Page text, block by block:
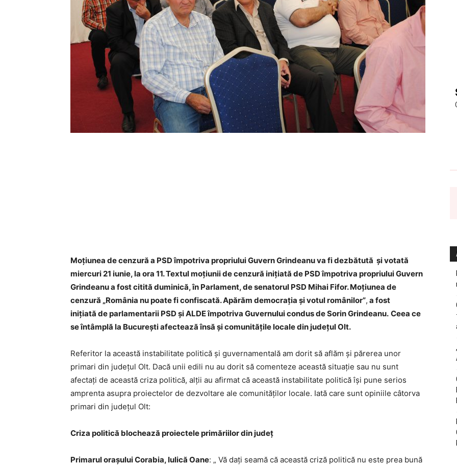
Moțiunea de cenzură a PSD împotriva propriului Guvern Grindeanu va fi dezbătută şi votată
miercuri 21 iunie, la ora 11. Textul moțiunii de cenzură inițiată de PSD împotriva propriului Guvern
Grindeanu a fost citită duminică, în Parlament, de senatorul PSD Mihai Fifor. Moţiunea de
cenzură „România nu poate fi confiscată. Apărăm democraţia şi votul românilor”, a fost
iniţiată de parlamentarii PSD şi ALDE împotriva Guvernului condus de Sorin Grindeanu. Ceea ce
se întâmplă la Bucureşti afectează însă şi comunităţile locale din judeţul Olt.
Referitor la această instabilitate politică şi guvernamentală am dorit să aflăm şi părerea unor
primari din judeţul Olt. Dacă unii edili nu au dorit să comenteze această situaţie sau nu sunt
afectaţi de această criza politică, alţii au afirmat că această instabilitate politică îşi pune serios
amprenta asupra proiectelor de dezvoltare ale comunităţilor locale. Iată care sunt opiniile câtorva
primari din judeţul Olt:
Criza politică blochează proiectele primăriilor din judeţ
Primarul oraşului Corabia, Iulică Oane: „ Vă daţi seamă că această criză politică nu este prea bună